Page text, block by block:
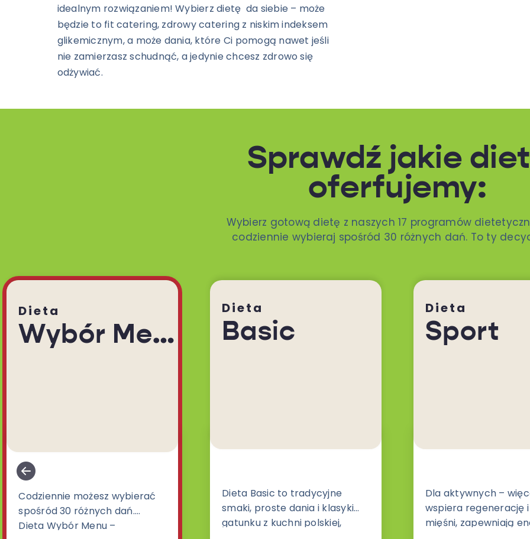
idealnym rozwiązaniem! Wybierz dietę da siebie – może
będzie to fit catering, zdrowy catering z niskim indeksem
glikemicznym, a może dania, które Ci pomogą nawet jeśli
nie zamierzasz schudnąć, a jedynie chcesz zdrowo się
odżywiać.
Sprawdź jakie
oferfujemy:
Wybierz gotową dietę z naszych 17 programów
codziennie wybieraj spośród 30 różnych dań. To ty
Dieta
Wybór Menu
Codziennie możesz wybierać
spośród 30 różnych dań.
Dieta Wybór Menu –
Dieta
Basic
Dieta Basic to tradycyjne
smaki, proste dania i klasyki
gatunku z kuchni polskiej,
Dieta
Sport
Dla aktywnych –
wspiera regenerację
mięśni, zapewniają